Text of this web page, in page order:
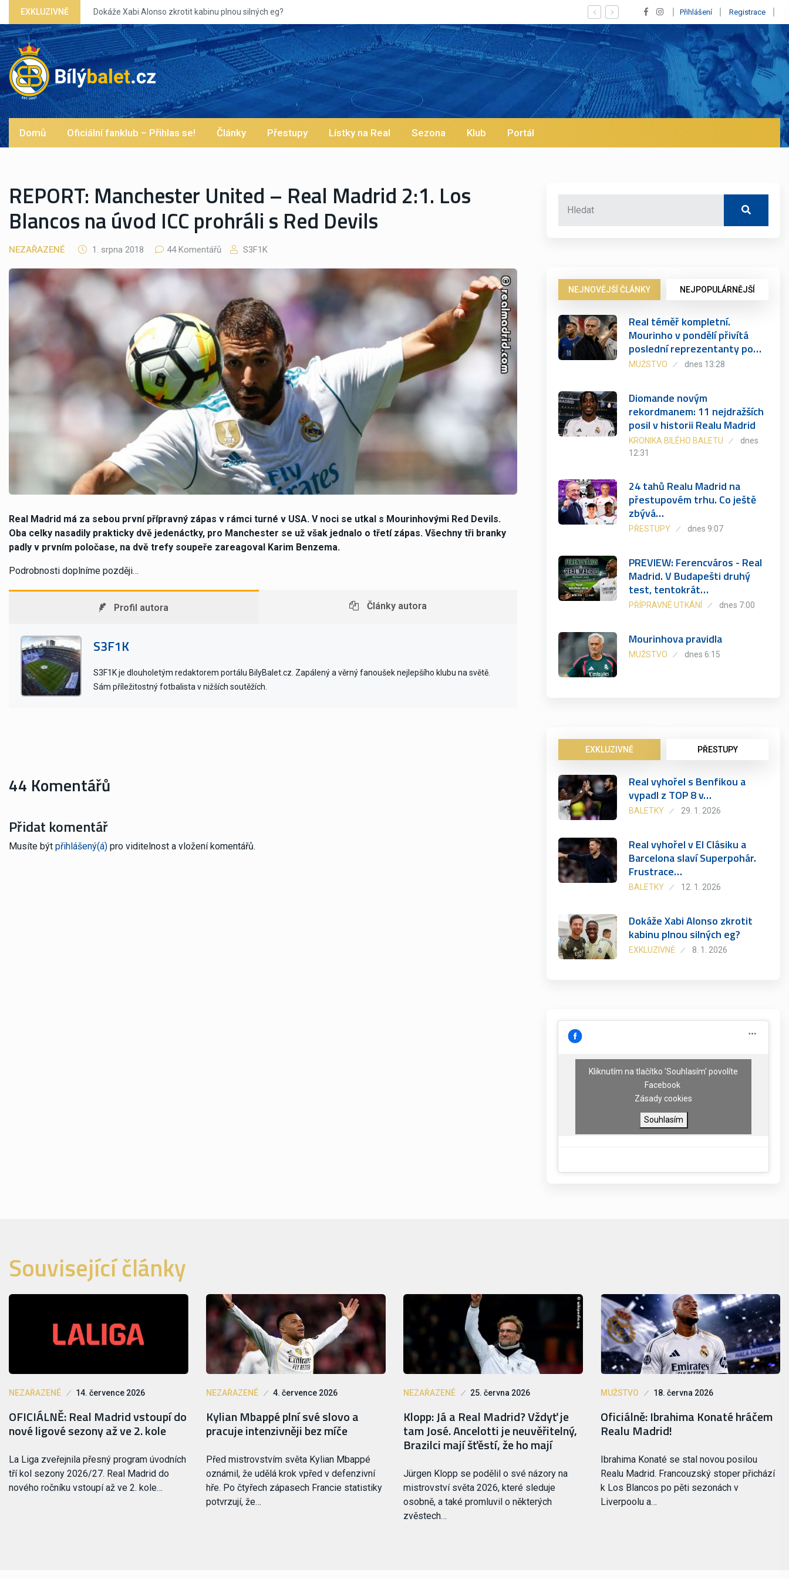
EXKLUZIVNĚ
Xabi Alonso zkrotit kabinu plnou silných eg? Vypískaný Vinícius! Blíží se jeho odchod z Realu a pustí se klub na trh už v
Přihlášení Registrace
Domů Oficiální fanklub – Přihlas se! Články Přestupy Lístky na Real Sezona Klub Portál
REPORT: Manchester United – Real Madrid 2:1. Los
Blancos na úvod ICC prohráli s Red Devils
NEZAŘAZENÉ 1. srpna 2018 44 Komentářů S3F1K
Real Madrid má za sebou první přípravný zápas v rámci turné v USA. V noci se utkal s Mourinhovými Red Devils.
Oba celky nasadily prakticky dvě jedenáctky, pro Manchester se už však jednalo o třetí zápas. Všechny tři branky
padly v prvním poločase, na dvě trefy soupeře zareagoval Karim Benzema.
Podrobnosti doplníme později…
Profil autora Články autora
S3F1K
S3F1K je dlouholetým redaktorem portálu BilyBalet.cz. Zapálený a věrný fanoušek nejlepšího klubu na světě.
Sám příležitostný fotbalista v nižších soutěžích.
44 Komentářů
Přidat komentář
Musíte být přihlášený(á) pro viditelnost a vložení komentářů.
NEJNOVĚJŠÍ ČLÁNKY NEJPOPULÁRNĚJŠÍ
Real téměř kompletní.
Mourinho v pondělí přivítá
poslední reprezentanty po…
MUŽSTVO dnes 13:28
Diomande novým
rekordmanem: 11 nejdražších
posil v historii Realu Madrid
KRONIKA BILÉHO BALETU
dnes
12:31
24 tahů Realu Madrid na
přestupovém trhu. Co ještě
zbývá…
PŘESTUPY dnes 9:07
PREVIEW: Ferencváros - Real
Madrid. V Budapešti druhý
test, tentokrát…
PŘÍPRAVNÉ UTKÁNÍ dnes 7:00
Mourinhova pravidla
MUŽSTVO dnes 6:15
EXKLUZIVNĚ PŘESTUPY
Real vyhořel s Benfikou a
vypadl z TOP 8 v…
BALETKY 29. 1. 2026
Real vyhořel v El Clásiku a
Barcelona slaví Superpohár.
Frustrace…
BALETKY 12. 1. 2026
Dokáže Xabi Alonso zkrotit
kabinu plnou silných eg?
EXKLUZIVNĚ 8. 1. 2026
Kliknutím na tlačítko 'Souhlasím' povolíte
Facebook
Zásady cookies
Souhlasím
Související články
NEZAŘAZENÉ 14. července 2026
OFICIÁLNĚ: Real Madrid vstoupí do
nové ligové sezony až ve 2. kole
La Liga zveřejnila přesný program úvodních
tří kol sezony 2026/27. Real Madrid do
nového ročníku vstoupí až ve 2. kole…
NEZAŘAZENÉ 4. července 2026
Kylian Mbappé plní své slovo a
pracuje intenzivněji bez míče
Před mistrovstvím světa Kylian Mbappé
oznámil, že udělá krok vpřed v defenzivní
hře. Po čtyřech zápasech Francie statistiky
potvrzují, že…
NEZAŘAZENÉ 25. června 2026
Klopp: Já a Real Madrid? Vždyť je
tam José. Ancelotti je neuvěřitelný,
Brazilci mají šťěstí, že ho mají
Jürgen Klopp se podělil o své názory na
mistrovství světa 2026, které sleduje
osobně, a také promluvil o některých
zvěstech…
MUŽSTVO 18. června 2026
Oficiálně: Ibrahima Konaté hráčem
Realu Madrid!
Ibrahima Konaté se stal novou posilou
Realu Madrid. Francouzský stoper přichází
k Los Blancos po pěti sezonách v
Liverpoolu a…